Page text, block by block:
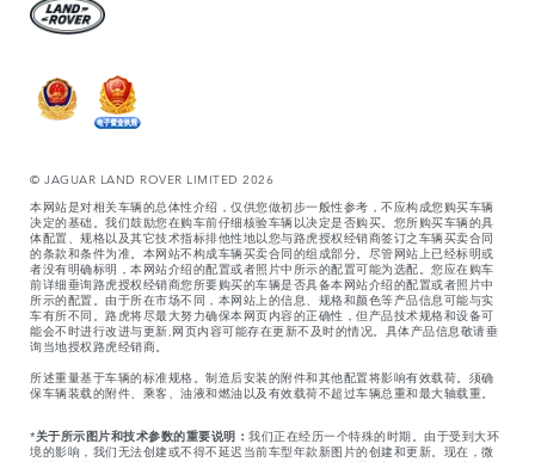
© JAGUAR LAND ROVER LIMITED 2026
本网站是对相关车辆的总体性介绍，仅供您做初步一般性参考，不应构成您购买车辆
决定的基础。我们鼓励您在购车前仔细核验车辆以决定是否购买。您所购买车辆的具
体配置、规格以及其它技术指标排他性地以您与路虎授权经销商签订之车辆买卖合同
的条款和条件为准。本网站不构成车辆买卖合同的组成部分。尽管网站上已经标明或
者没有明确标明，本网站介绍的配置或者照片中所示的配置可能为选配。您应在购车
前详细垂询路虎授权经销商您所要购买的车辆是否具备本网站介绍的配置或者照片中
所示的配置。由于所在市场不同，本网站上的信息、规格和颜色等产品信息可能与实
车有所不同。路虎将尽最大努力确保本网页内容的正确性，但产品技术规格和设备可
能会不时进行改进与更新,网页内容可能存在更新不及时的情况。具体产品信息敬请垂
询当地授权路虎经销商。
所述重量基于车辆的标准规格。制造后安装的附件和其他配置将影响有效载荷。须确
保车辆装载的附件、乘客、油液和燃油以及有效载荷不超过车辆总重和最大轴载重。
*关于所示图片和技术参数的重要说明： 我们正在经历一个特殊的时期。由于受到大环
境的影响，我们无法创建或不得不延迟当前车型年款新图片的创建和更新。现在，微